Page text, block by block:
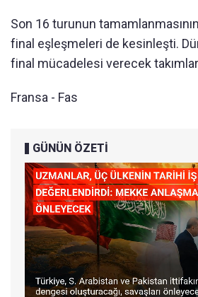
Son 16 turunun
final eşleşmeleri de kesinleşti.
final mücadelesi verecek
Fransa - Fas
GÜNÜN ÖZETİ